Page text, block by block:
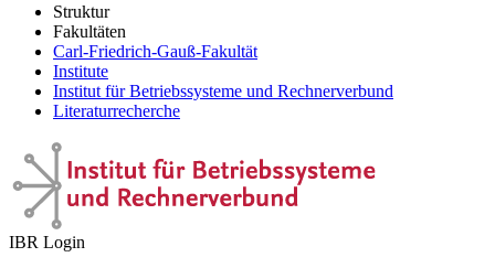
Struktur
Fakultäten
Carl-Friedrich-Gauß-Fakultät
Institute
Institut für Betriebssysteme und Rechnerverbund
Literaturrecherche
IBR Login